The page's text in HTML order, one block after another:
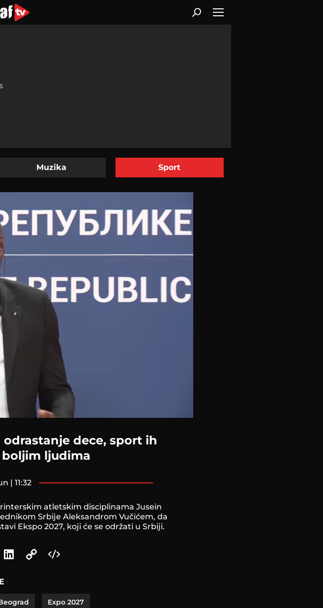
Muzika Sport
dece, sport ih
ljudima
| 11:32
atletskim disciplinama Jusein
Srbije Aleksandrom Vučićem, da
Ekspo 2027, koji će se održati u Srbiji.
Expo 2027